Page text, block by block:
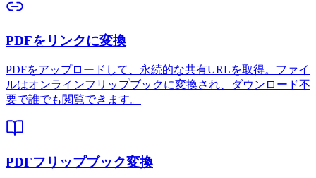
PDFをリンクに変換
PDFをアップロードして、永続的な共有URLを取得。ファイ
ルはオンラインフリップブックに変換され、ダウンロード不
要で誰でも閲覧できます。
PDFフリップブック変換